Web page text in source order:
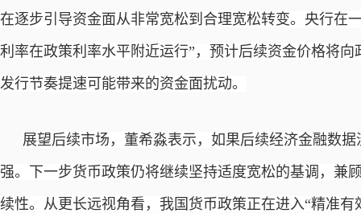
在逐步引导资金面从非常宽松到合理宽松转变。央行在
利率在政策利率水平附近运行”，预计后续资金价格将
发行节奏提速可能带来的资金面扰动。
展望后续市场，董希淼表示，如果后续经济金融数
强。下一步货币政策仍将继续坚持适度宽松的基调，兼
续性。从更长远视角看，我国货币政策正在进入“精准有